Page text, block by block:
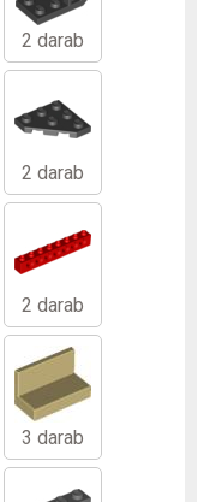
2 darab
2 darab
2 darab
3 darab